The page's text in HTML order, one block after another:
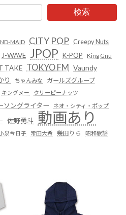
検索
MAID CITY POP Creepy Nuts
J-WAVE JPOP K-POP
King Gnu
TAKE TOKYO FM Vaundy
り ちゃんみな ガールズグループ
キングヌー クリーピーナッツ
ソングライター ネオ・シティ・ポップ
佐野勇斗 動画あり
泉今日子 常田大希 幾田りら 昭和歌謡